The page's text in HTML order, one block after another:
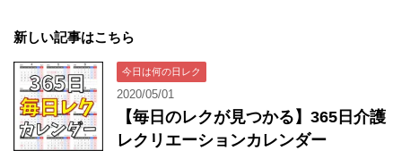
新しい記事はこちら
今日は何の日レク
2020/05/01
【毎日のレクが見つかる】365日介護
レクリエーションカレンダー